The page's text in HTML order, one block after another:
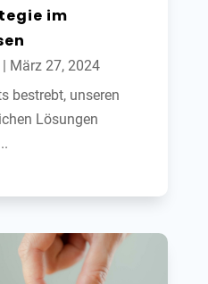
im
| März 27, 2024
bestrebt, unseren
Lösungen